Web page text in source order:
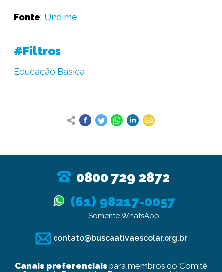
Fonte: Undime
#Filtros
Educação Básica
0800 729 2872
(61) 98217-0057
Somente WhatsApp
contato@buscaativaescolar.org.br
Canais preferenciaispara membros do Comitê